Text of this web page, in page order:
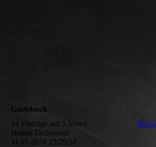
Gästebuch
14 Einträge auf 3 Seiten
Ins
Hanne Tiedemann
11.05.2026 23:29:52